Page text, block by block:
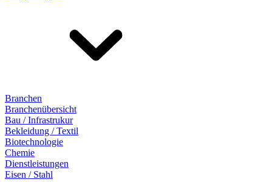
Branchen
Branchenübersicht
Bau / Infrastrukur
Bekleidung / Textil
Biotechnologie
Chemie
Dienstleistungen
Eisen / Stahl